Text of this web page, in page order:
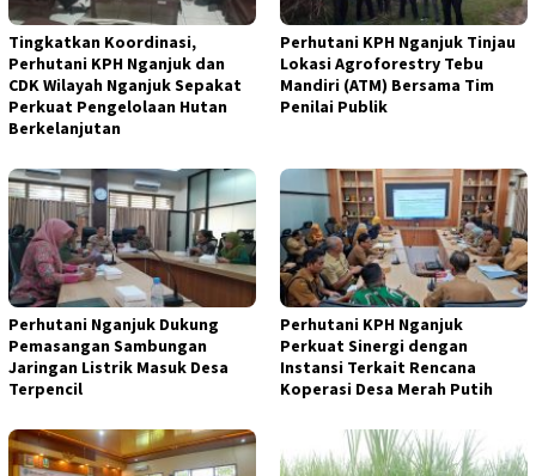
Tingkatkan Koordinasi,
Perhutani KPH Nganjuk dan
CDK Wilayah Nganjuk Sepakat
Perkuat Pengelolaan Hutan
Berkelanjutan
Perhutani KPH Nganjuk Tinjau
Lokasi Agroforestry Tebu
Mandiri (ATM) Bersama Tim
Penilai Publik
Perhutani Nganjuk Dukung
Pemasangan Sambungan
Jaringan Listrik Masuk Desa
Terpencil
Perhutani KPH Nganjuk
Perkuat Sinergi dengan
Instansi Terkait Rencana
Koperasi Desa Merah Putih